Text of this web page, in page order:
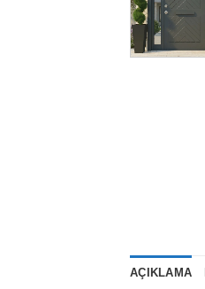
AÇIKLAMA